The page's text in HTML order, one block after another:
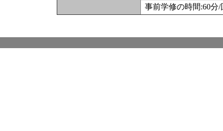
事前学修の時間:60